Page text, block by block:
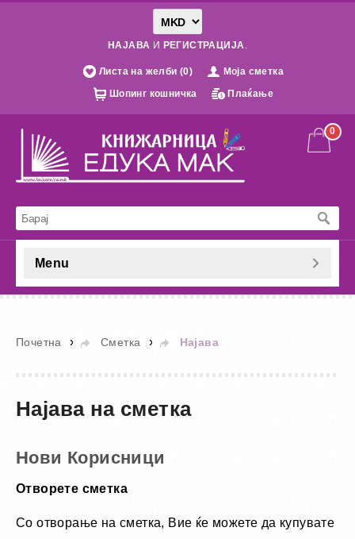
НАЈАВА И РЕГИСТРАЦИЈА.
Листа на желби (0)
Моја сметка
Шопинг кошничка
Плаќање
0
Menu
Почетна » Сметка » Најава
Најава на сметка
Нови Корисници
Отворете сметка
Со отворање на сметка, Вие ќе можете да купувате